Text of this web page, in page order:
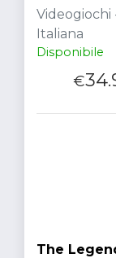
Italiana
Disponibile
€
The